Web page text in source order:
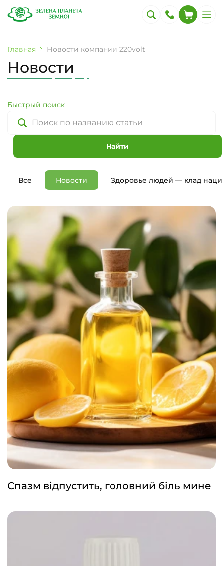
Главная Новости компании 220volt
Новости
Быстрый поиск
Найти
Все Новости Здоровье людей — клад
Спазм відпустить, головний біль мине